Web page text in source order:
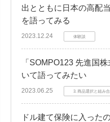
出とともに日本の高配
を語ってみる
2023.12.24 体験談
「SOMPO123 先進国
いて語ってみたい
2023.06.25 3. 商品選択と組み
ドル建て保険に入った